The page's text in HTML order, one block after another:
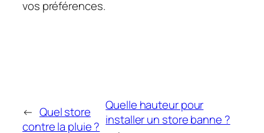
vos préférences.
← Quel store
contre la pluie ?
Quelle hauteur pour
installer un store banne ?